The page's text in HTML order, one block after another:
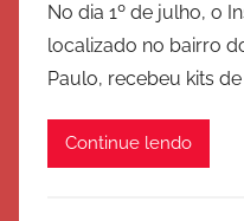
No dia 1º de julho, o
localizado no bairro
Paulo, recebeu kits de
Continue lendo